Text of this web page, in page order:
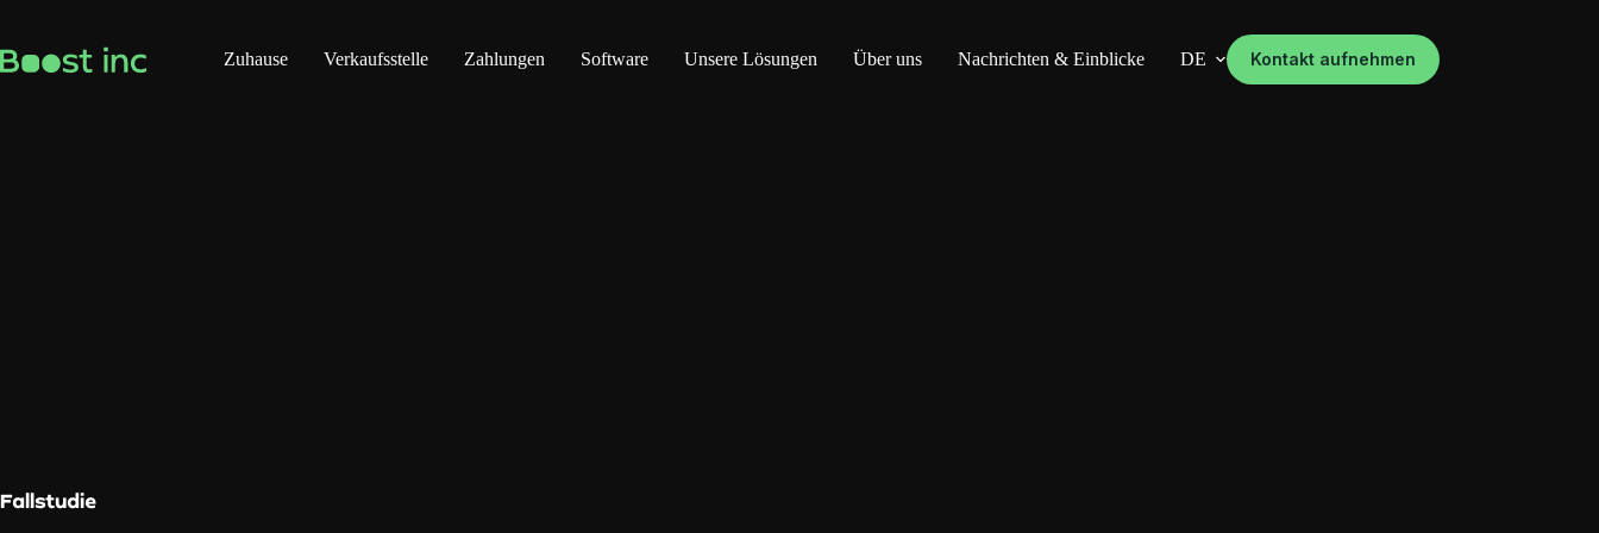
springen
Zuhause Verkaufsstelle Zahlungen Software Unsere Lösungen Über uns Nachrichten & Einblicke DE Kontakt aufnehmen
Fallstudie